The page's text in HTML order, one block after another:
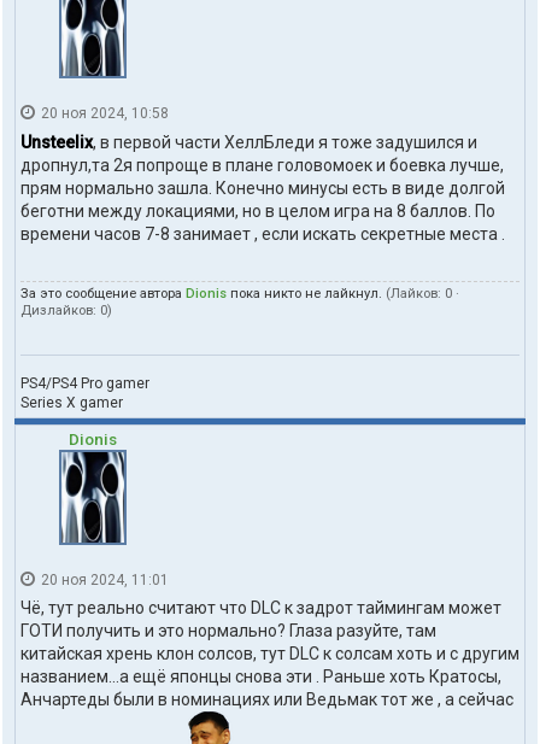
20 ноя 2024, 10:58
Unsteelix, в первой части ХеллБледи я тоже задушился и
дропнул,та 2я попроще в плане головомоек и боевка лучше,
прям нормально зашла. Конечно минусы есть в виде долгой
беготни между локациями, но в целом игра на 8 баллов. По
времени часов 7-8 занимает , если искать секретные места .
За это сообщение автора Dionis пока никто не лайкнул. (Лайков: 0 ·
Дизлайков: 0)
PS4/PS4 Pro gamer
Series X gamer
Dionis
20 ноя 2024, 11:01
Чё, тут реально считают что DLC к задрот таймингам может
ГОТИ получить и это нормально? Глаза разуйте, там
китайская хрень клон солсов, тут DLC к солсам хоть и с другим
названием...а ещё японцы снова эти . Раньше хоть Кратосы,
Анчартеды были в номинациях или Ведьмак тот же , а сейчас